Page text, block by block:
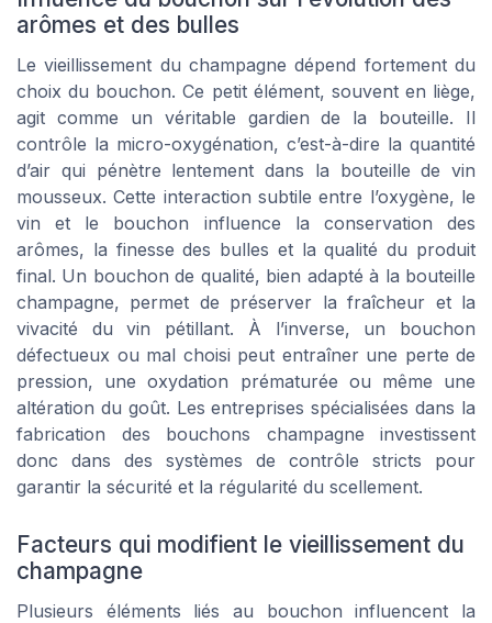
arômes et des bulles
Le vieillissement du champagne dépend fortement du
choix du bouchon. Ce petit élément, souvent en liège,
agit comme un véritable gardien de la bouteille. Il
contrôle la micro-oxygénation, c’est-à-dire la quantité
d’air qui pénètre lentement dans la bouteille de vin
mousseux. Cette interaction subtile entre l’oxygène, le
vin et le bouchon influence la conservation des
arômes, la finesse des bulles et la qualité du produit
final. Un bouchon de qualité, bien adapté à la bouteille
champagne, permet de préserver la fraîcheur et la
vivacité du vin pétillant. À l’inverse, un bouchon
défectueux ou mal choisi peut entraîner une perte de
pression, une oxydation prématurée ou même une
altération du goût. Les entreprises spécialisées dans la
fabrication des bouchons champagne investissent
donc dans des systèmes de contrôle stricts pour
garantir la sécurité et la régularité du scellement.
Facteurs qui modifient le vieillissement du
champagne
Plusieurs éléments liés au bouchon influencent la